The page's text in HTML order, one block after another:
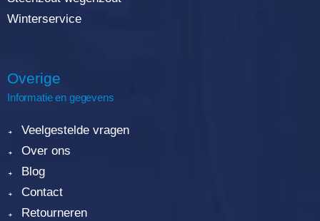
Winterservice
Overige
Informatie en gegevens
Veelgestelde vragen
Over ons
Blog
Contact
Retourneren